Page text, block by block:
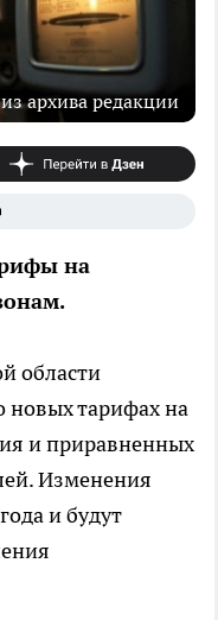
архива редакции
на
области
тарифах на
и приравненных
Изменения
и будут